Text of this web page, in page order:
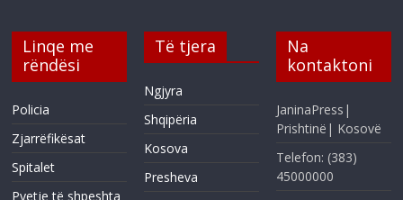
Linqe me
rëndësi
Policia
Zjarrëfikësat
Spitalet
Pyetje të shpeshta
Të tjera
Ngjyra
Shqipëria
Kosova
Presheva
Na
kontaktoni
JaninaPress|
Prishtinë| Kosovë
Telefon: (383)
45000000